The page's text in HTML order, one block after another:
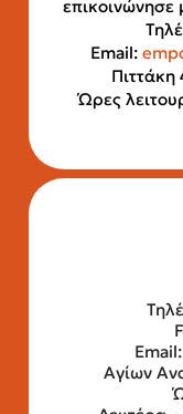
Email:
Πιττάκη
Ώρες
Email:
Αγίων